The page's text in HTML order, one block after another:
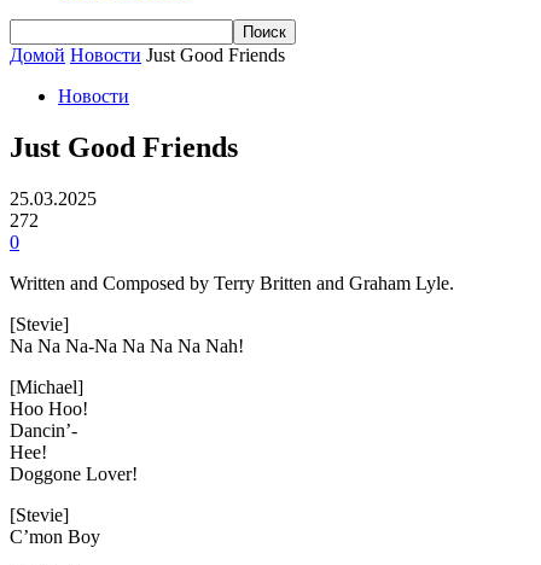
Домой Новости Just Good Friends
Новости
Just Good Friends
25.03.2025
272
0
Written and Composed by Terry Britten and Graham Lyle.
[Stevie]
Na Na Na-Na Na Na Na Nah!
[Michael]
Hoo Hoo!
Dancin’-
Hee!
Doggone Lover!
[Stevie]
C’mon Boy